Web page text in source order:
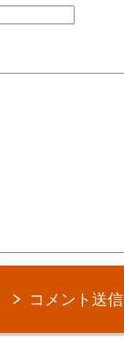
コメント送信